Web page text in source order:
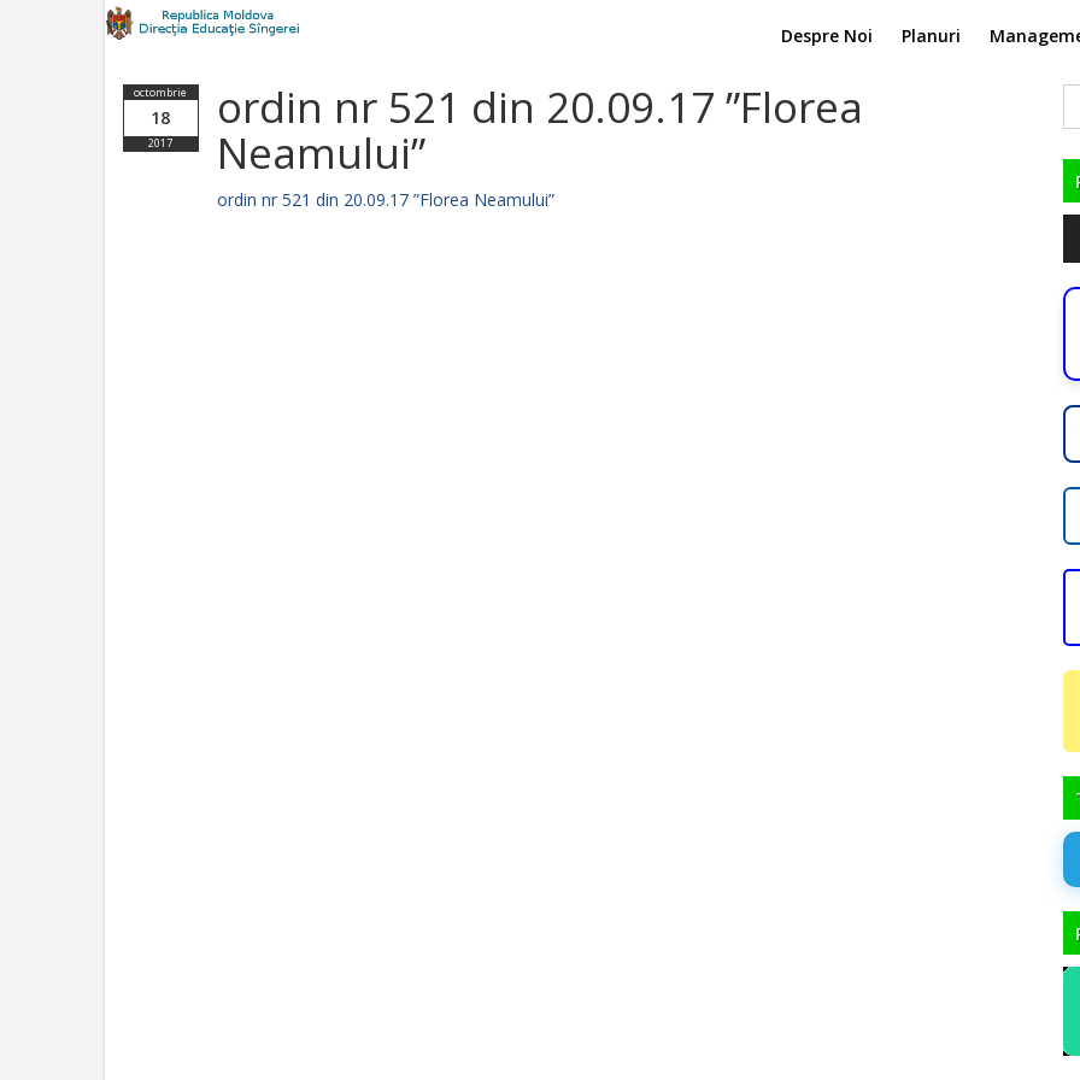
Despre Noi Planuri
octombrie
18
2017
ordin nr 521 din 20.09.17 ”Florea
Neamului”
ordin nr 521 din 20.09.17 ”Florea Neamului”